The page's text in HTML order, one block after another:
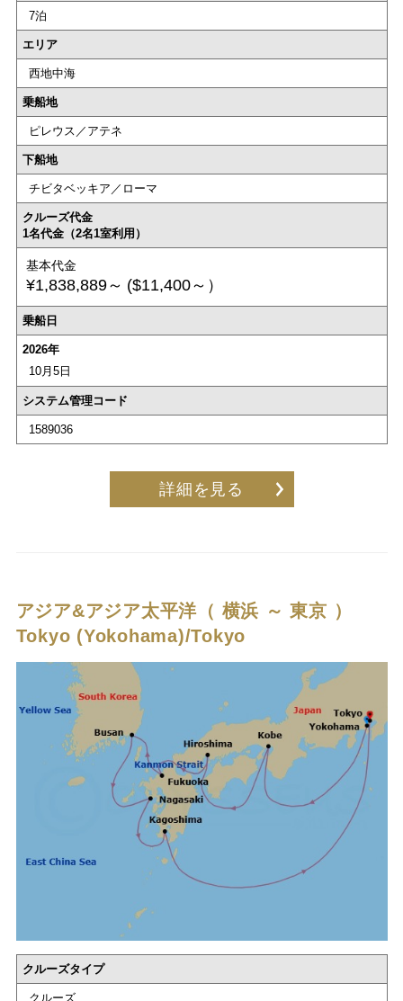
7泊
エリア
西地中海
乗船地
ピレウス／アテネ
下船地
チビタベッキア／ローマ
クルーズ代金
1名代金（2名1室利用）
基本代金
¥1,838,889～ ($11,400～）
乗船日
2026年
10月5日
システム管理コード
1589036
詳細を見る
アジア&アジア太平洋（ 横浜 ～ 東京 ）
Tokyo (Yokohama)/Tokyo
クルーズタイプ
クルーズ